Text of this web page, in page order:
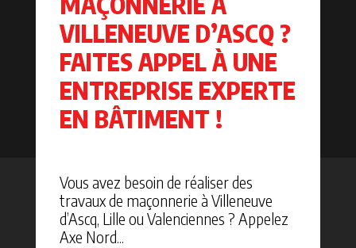
VILLENEUVE D’ASCQ ?
FAITES APPEL À UNE
ENTREPRISE EXPERTE
EN BÂTIMENT !
Vous avez besoin de réaliser des
travaux de maçonnerie à Villeneuve
d’Ascq, Lille ou Valenciennes ? Appelez
Axe Nord...